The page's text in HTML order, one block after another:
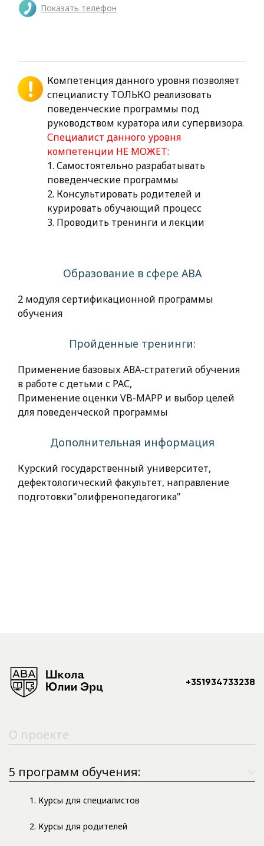
Показать телефон
Компетенция данного уровня позволяет
специалисту ТОЛЬКО реализовать
поведенческие программы под
руководством куратора или супервизора.
Специалист данного уровня
компетенции НЕ МОЖЕТ:
1. Самостоятельно разрабатывать
поведенческие программы
2. Консультировать родителей и
курировать обучающий процесс
3. Проводить тренинги и лекции
Образование в сфере АВА
2 модуля сертификационной программы
обучения
Пройденные тренинги:
Применение базовых АВА-стратегий обучения
в работе с детьми с РАС,
Применение оценки VB-MAPP и выбор целей
для поведенческой программы
Дополнительная информация
Курский государственный университет,
дефектологический факультет, направление
подготовки"олифренопедагогика"
+351934733238
О проекте
5 программ обучения:
1. Курсы для специалистов
2. Курсы для родителей